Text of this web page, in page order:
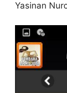
Yasinan